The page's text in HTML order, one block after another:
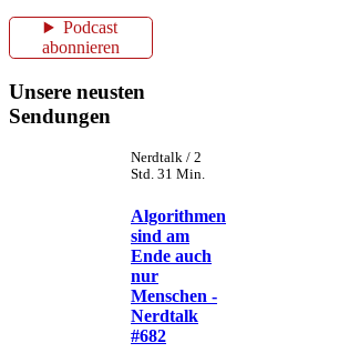
Podcast
abonnieren
Unsere neusten
Sendungen
Nerdtalk / 2
Std. 31 Min.
Algorithmen
sind am
Ende auch
nur
Menschen -
Nerdtalk
#682